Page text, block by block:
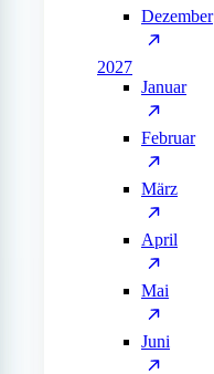
Dezember
2027
Januar
Februar
März
April
Mai
Juni